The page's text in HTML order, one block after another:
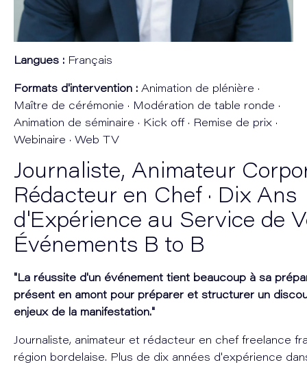
Langues : Français
Formats d'intervention : Animation de plénière ·
Maître de cérémonie · Modération de table ronde ·
Animation de séminaire · Kick off · Remise de prix ·
Webinaire · Web TV
Journaliste, Animateur
Rédacteur en Chef · Dix Ans
d'Expérience au Service de
Événements B to B
"La réussite d'un événement tient beaucoup à sa
présent en amont pour préparer et structurer un
enjeux de la manifestation."
Journaliste, animateur et rédacteur en chef freelance
région bordelaise. Plus de dix années d'expérience